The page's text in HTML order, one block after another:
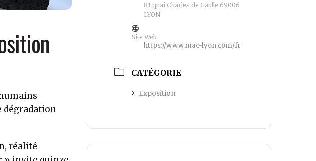
dégradation
réalité
81 quai Charles de Gaulle 69006
LYON
Site Web
https://www.mac-lyon.com/fr
CATÉGORIE
Exposition